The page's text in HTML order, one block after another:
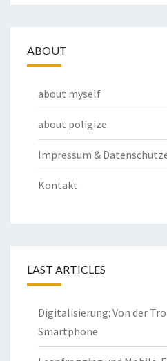
ABOUT
about myself
about poligize
Impressum &
Kontakt
LAST ARTICLES
Digitalisierung: Von der
Smartphone